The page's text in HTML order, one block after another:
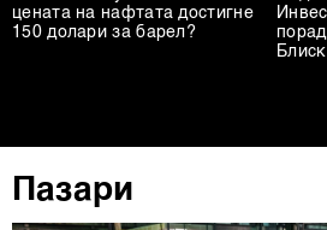
цената на нафтата достигне
150 долари за барел?
Пазари